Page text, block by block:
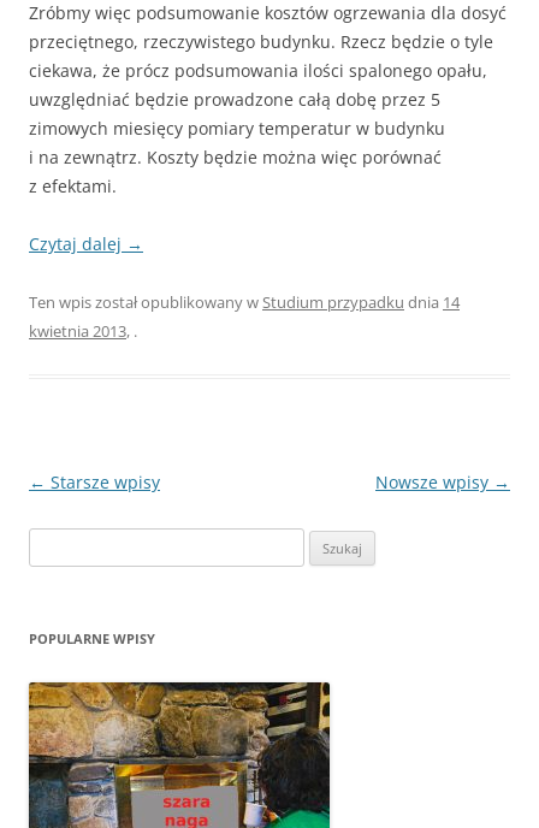
Zróbmy więc podsumowanie kosztów ogrzewania dla dosyć
przeciętnego, rzeczywistego budynku. Rzecz będzie o tyle
ciekawa, że prócz podsumowania ilości spalonego opału,
uwzględniać będzie prowadzone całą dobę przez 5
zimowych miesięcy pomiary temperatur w budynku
i na zewnątrz. Koszty będzie można więc porównać
z efektami.
Czytaj dalej →
Ten wpis został opublikowany wStudium przypadku dnia 14
kwietnia 2013, .
Zobacz
← Starsze wpisy Nowsze wpisy →
POPULARNE WPISY